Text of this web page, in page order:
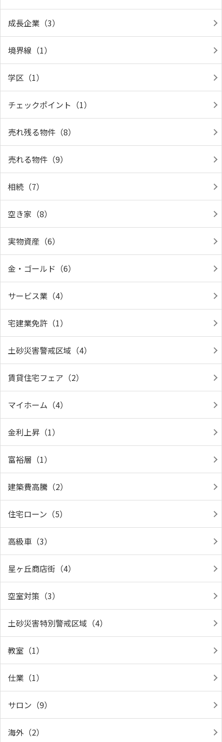
成長企業（3）
境界線（1）
学区（1）
チェックポイント（1）
売れ残る物件（8）
売れる物件（9）
相続（7）
空き家（8）
実物資産（6）
金・ゴールド（6）
サービス業（4）
宅建業免許（1）
土砂災害警戒区域（4）
賃貸住宅フェア（2）
マイホーム（4）
金利上昇（1）
富裕層（1）
建築費高騰（2）
住宅ローン（5）
高級車（3）
星ヶ丘商店街（4）
空室対策（3）
土砂災害特別警戒区域（4）
教室（1）
仕業（1）
サロン（9）
海外（2）